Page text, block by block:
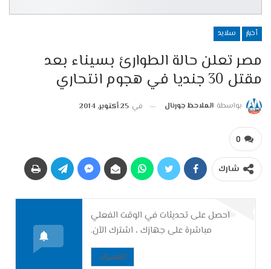
أخبار سلايد
مصر تعلن حالة الطوارئ بسيناء بعد
مقتل 30 جنديا في هجوم انتحاري
بواسطة الملاحظ جورنال في 25 أكتوبر, 2014
0
شارك
احصل على تحديثات في الوقت الفعلي
مباشرة على جهازك ، اشترك الآن.
الاشتراك